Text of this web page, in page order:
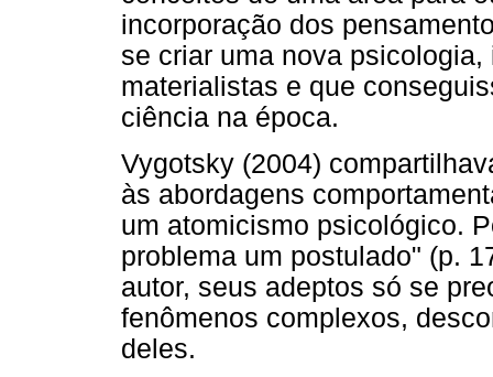
incorporação dos
se criar uma nova
materialistas e que
ciência na época.
Vygotsky (2004)
às abordagens
um atomicismo psicológico.
problema um postulado" (p.
autor, seus adeptos só se
fenômenos complexos,
deles.